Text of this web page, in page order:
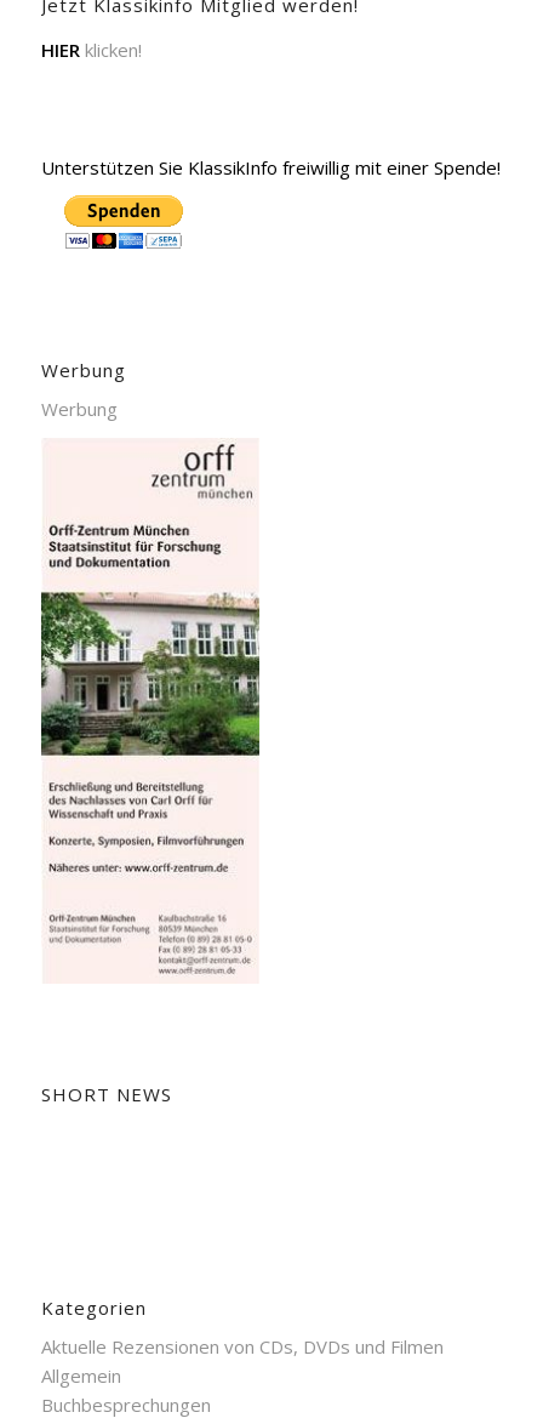
Jetzt Klassikinfo Mitglied werden!
HIER klicken!
Unterstützen Sie KlassikInfo freiwillig mit einer Spende!
Werbung
Werbung
SHORT NEWS
Kategorien
Aktuelle Rezensionen von CDs, DVDs und Filmen
Allgemein
Buchbesprechungen